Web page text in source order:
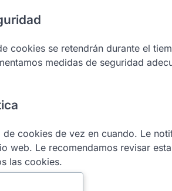
cookies se retendrán durante el
medidas de seguridad
cookies de vez en cuando. Le
web. Le recomendamos revisar
las cookies.